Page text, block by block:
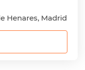
Henares, Madrid